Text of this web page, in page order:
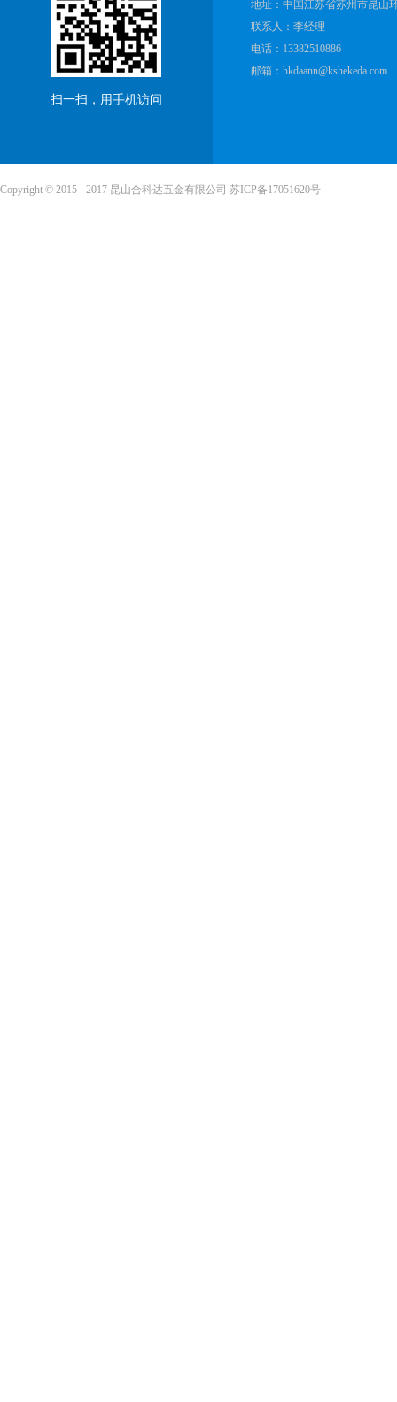
扫一扫，用手机访问
地址：中国江苏省苏州市昆山
联系人：李经理
电话：13382510886
邮箱：hkdaann@kshekeda.com
Copyright © 2015 - 2017 昆山合科达五金有限公司 苏ICP备17051620号